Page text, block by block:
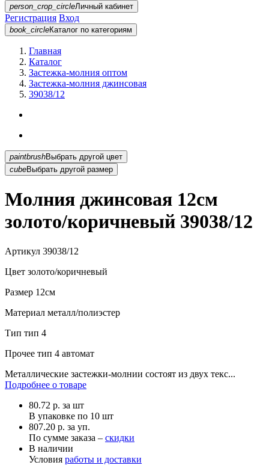
person_crop_circleЛичный кабинет
Регистрация Вход
book_circleКаталог по категориям
Главная
Каталог
Застежка-молния оптом
Застежка-молния джинсовая
39038/12
paintbrush
Выбрать другой цвет
cubeВыбрать другой размер
Молния джинсовая 12см
золото/коричневый 39038/12
Артикул 39038/12
Цвет золото/коричневый
Размер 12см
Материал металл/полиэстер
Тип тип 4
Прочее тип 4 автомат
Металлические застежки-молнии состоят из двух текс...
Подробнее о товаре
80.72 р. за шт
В упаковке по 10 шт
807.20 р. за уп.
По сумме заказа – скидки
В наличии
Условия работы и доставки